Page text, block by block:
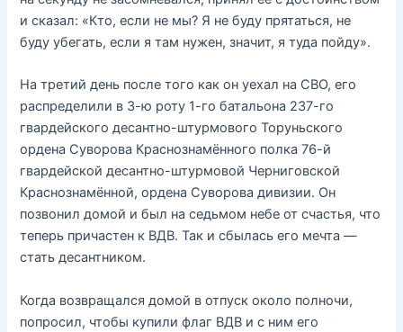
и сказал: «Кто, если не мы? Я не буду прятаться, не
буду убегать, если я там нужен, значит, я туда пойду».
На третий день после того как он уехал на СВО, его
распределили в 3-ю роту 1-го батальона 237-го
гвардейского десантно-штурмового Торуньского
ордена Суворова Краснознамённого полка 76-й
гвардейской десантно-штурмовой Черниговской
Краснознамённой, ордена Суворова дивизии. Он
позвонил домой и был на седьмом небе от счастья, что
теперь причастен к ВДВ. Так и сбылась его мечта —
стать десантником.
Когда возвращался домой в отпуск около полночи,
попросил, чтобы купили флаг ВДВ и с ним его